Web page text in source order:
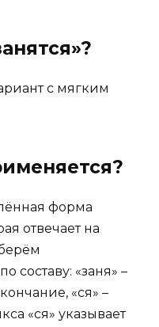
с мягким
форма
отвечает на
составу: «заня» –
«ся» –
«ся» указывает